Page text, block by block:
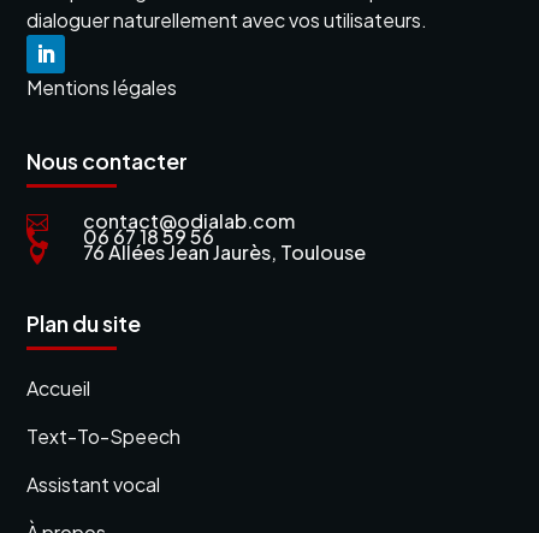
dialoguer naturellement avec vos utilisateurs.
Mentions légales
Nous contacter
 contact@odialab.com
 06 67 18 59 56
 76 Allées Jean Jaurès, Toulouse
Plan du site
Accueil
Text-To-Speech
Assistant vocal